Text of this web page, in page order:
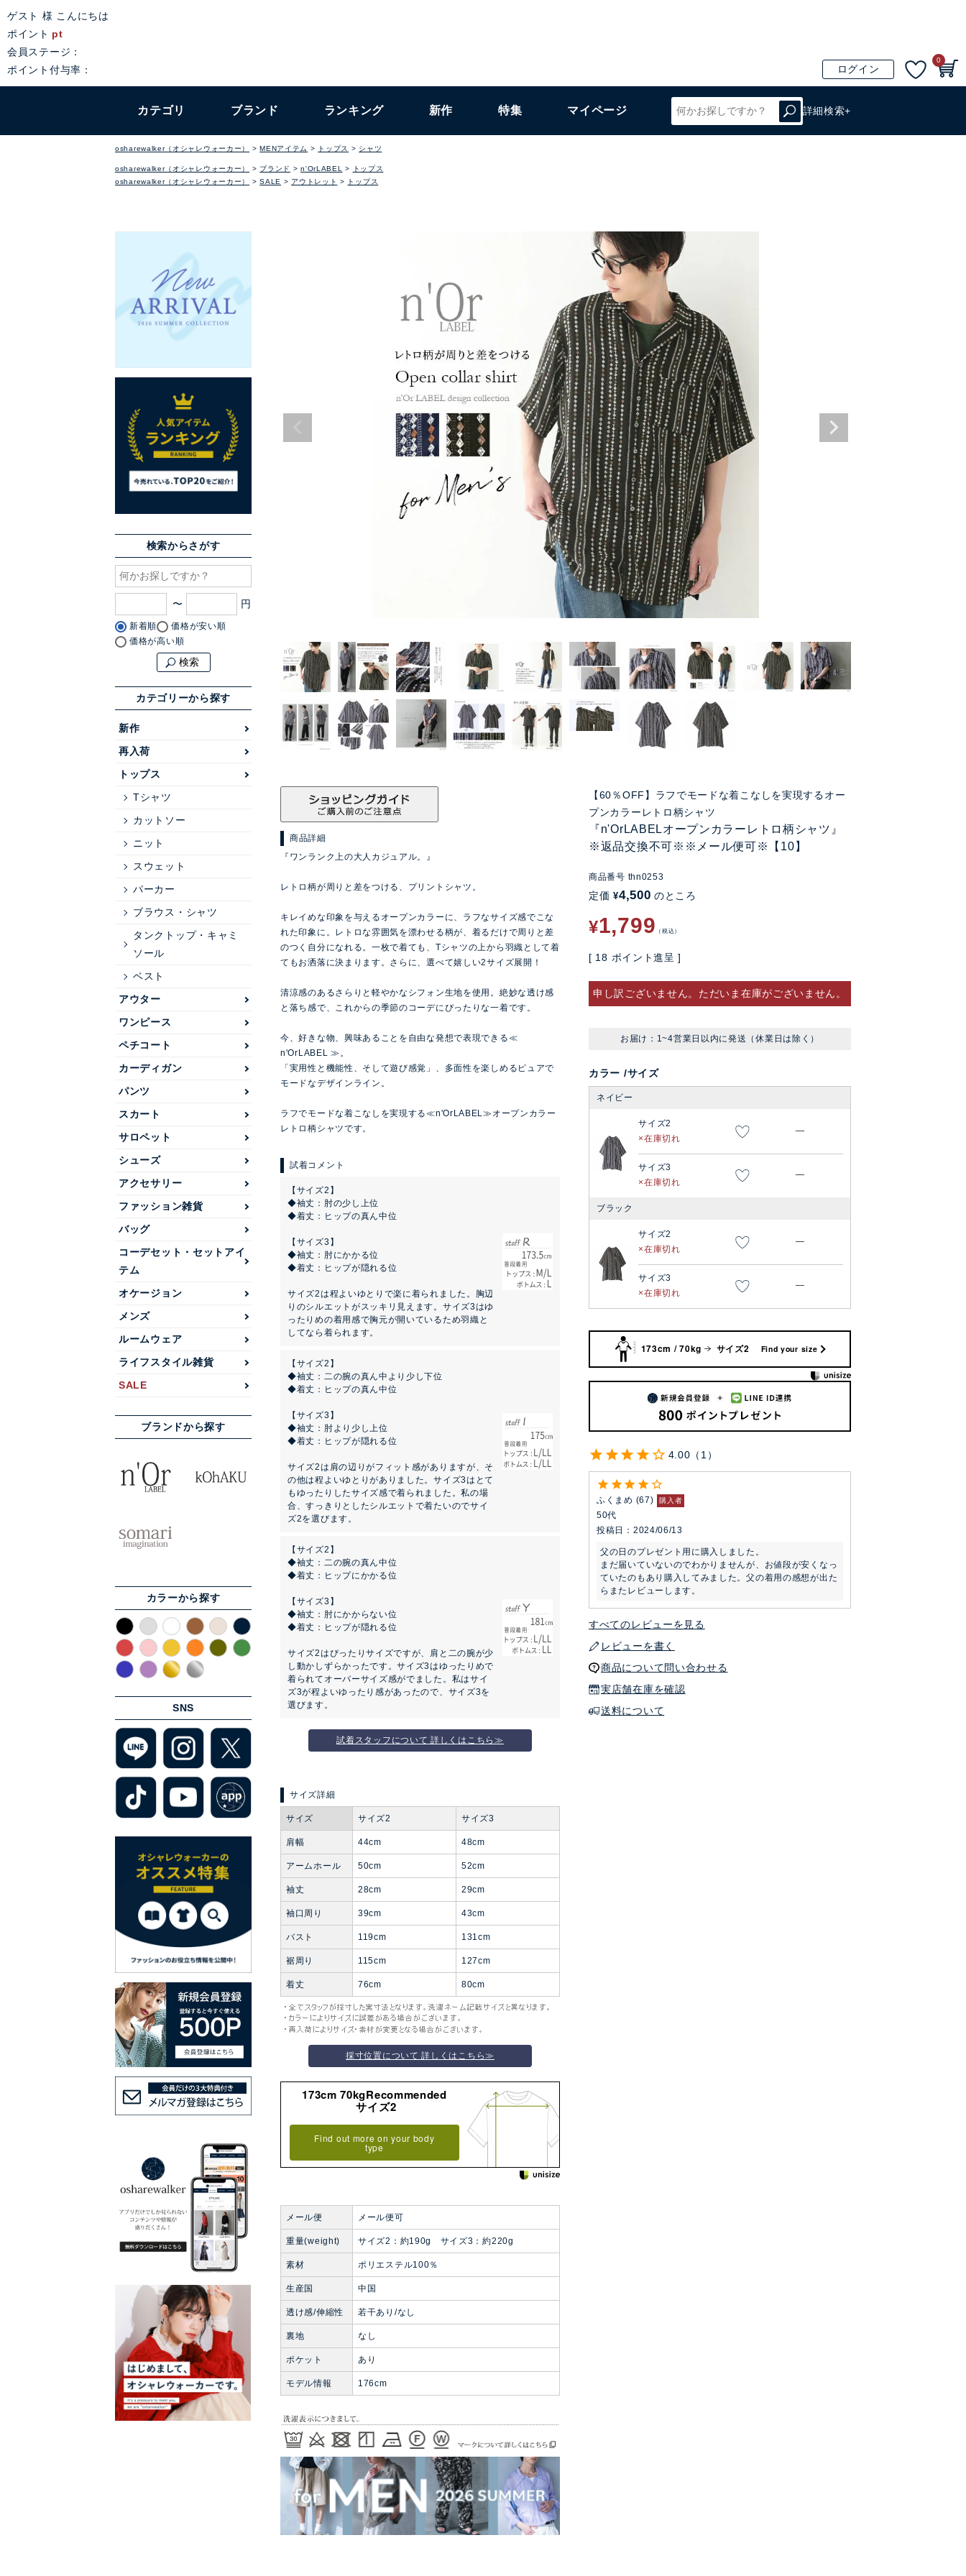
ゲスト 様 こんにちは
ポイント pt
会員ステージ：
ポイント付与率：
ログイン
0
カテゴリ ブランド ランキング 新作 特集 マイページ 詳細検索+
osharewalker（オシャレウォーカー） MENアイテム トップス シャツ
osharewalker（オシャレウォーカー） ブランド n'OrLABEL
トップス
osharewalker（オシャレウォーカー）
SALE アウトレット トップス
検索からさがす
〜
新着順
価格が安い順
価格が高い順
検索
カテゴリーから探す
新作
再入荷
トップス
Tシャツ
カットソー
ニット
スウェット
パーカー
ブラウス・シャツ
タンクトップ・キャミ
ソール
ベスト
アウター
ワンピース
ペチコート
カーディガン
パンツ
スカート
サロペット
シューズ
アクセサリー
ファッション雑貨
バッグ
コーデセット・セットアイ
テム
オケージョン
メンズ
ルームウェア
ライフスタイル雑貨
SALE
ブランドから探す
カラーから探す
SNS
【60％OFF】ラフでモードな着こなしを実現するオー
プンカラーレトロ柄シャツ
『n'OrLABELオープンカラーレトロ柄シャツ』
※返品交換不可※※メール便可※【10】
商品番号 thn0253
定価 ¥4,500 のところ
¥1,799 税込
[ 18 ポイント進呈 ]
申し訳ございません。ただいま在庫がございません。
お届け：1~4営業日以内に発送（休業日は除く）
カラー サイズ
ネイビー
サイズ2
在庫切れ
—
サイズ3
在庫切れ
—
ブラック
サイズ2
在庫切れ
—
サイズ3
在庫切れ
—
173cm / 70kg サイズ2 Find your size
4.00 1
ふくまめ 67 購入者
50代
投稿日
2024/06/13
父の日のプレゼント用に購入しました。
まだ届いていないのでわかりませんが、お値段が安くなっ
ていたのもあり購入してみました。父の着用の感想が出た
らまたレビューします。
すべてのレビューを見る
レビューを書く
商品について問い合わせる
実店舗在庫を確認
送料について
商品詳細
『ワンランク上の大人カジュアル。』
レトロ柄が周りと差をつける、プリントシャツ。
キレイめな印象を与えるオープンカラーに、ラフなサイズ感でこな
れた印象に。レトロな雰囲気を漂わせる柄が、着るだけで周りと差
のつく自分になれる。一枚で着ても、Tシャツの上から羽織として着
てもお洒落に決まります。さらに、選べて嬉しい2サイズ展開！
清涼感のあるさらりと軽やかなシフォン生地を使用。絶妙な透け感
と落ち感で、これからの季節のコーデにぴったりな一着です。
今、好きな物、興味あることを自由な発想で表現できる≪
n'OrLABEL ≫。
「実用性と機能性、そして遊び感覚」、多面性を楽しめるピュアで
モードなデザインライン。
ラフでモードな着こなしを実現する≪n'OrLABEL≫オープンカラー
レトロ柄シャツです。
【サイズ2】
◆袖丈：肘の少し上位
◆着丈：ヒップの真ん中位
【サイズ3】
◆袖丈：肘にかかる位
◆着丈：ヒップが隠れる位
サイズ2は程よいゆとりで楽に着られました。胸辺
りのシルエットがスッキリ見えます。サイズ3はゆ
ったりめの着用感で胸元が開いているため羽織と
してなら着られます。
【サイズ2】
◆袖丈：二の腕の真ん中より少し下位
◆着丈：ヒップの真ん中位
【サイズ3】
◆袖丈：肘より少し上位
◆着丈：ヒップが隠れる位
サイズ2は肩の辺りがフィット感がありますが、そ
の他は程よいゆとりがありました。サイズ3はとて
もゆったりしたサイズ感で着られました。私の場
合、すっきりとしたシルエットで着たいのでサイ
ズ2を選びます。
【サイズ2】
◆袖丈：二の腕の真ん中位
◆着丈：ヒップにかかる位
【サイズ3】
◆袖丈：肘にかからない位
◆着丈：ヒップが隠れる位
サイズ2はぴったりサイズですが、肩と二の腕が少
し動かしずらかったです。サイズ3はゆったりめで
着られてオーバーサイズ感がでました。私はサイ
ズ3が程よいゆったり感があったので、サイズ3を
選びます。
試着スタッフについて 詳しくはこちら≫
サイズ サイズ2 サイズ3
肩幅 44cm 48cm
アームホール 50cm 52cm
袖丈 28cm 29cm
袖口周り 39cm 43cm
バスト 119cm 131cm
裾周り 115cm 127cm
着丈 76cm 80cm
採寸位置について 詳しくはこちら≫
173cm 70kgRecommended
サイズ2
Find out more on your body
type
メール便 メール便可
重量(weight) サイズ2：約190g サイズ3：約220g
素材 ポリエステル100％
生産国 中国
透け感/伸縮性 若干あり/なし
裏地 なし
ポケット あり
モデル情報 176cm